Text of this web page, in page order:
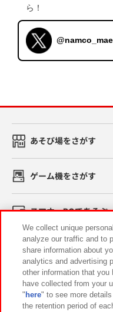
ら！
あそび場をさがす
ゲーム機をさがす
スマホ・PCであそぶ
イベント・キャンペー
関連会社 サス
We collect unique
analyze our traffic and to
share information about
analytics and advertising
other information that
have collected from your
" here" to see more
the retention period of